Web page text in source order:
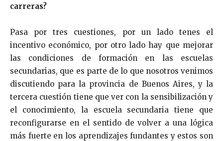
carreras?
Pasa por tres cuestiones, por un lado tenes el
incentivo económico, por otro lado hay que mejorar
las condiciones de formación en las escuelas
secundarias, que es parte de lo que nosotros venimos
discutiendo para la provincia de Buenos Aires, y la
tercera cuestión tiene que ver con la sensibilización y
el conocimiento, la escuela secundaria tiene que
reconfigurarse en el sentido de volver a una lógica
más fuerte en los aprendizajes fundantes y estos son